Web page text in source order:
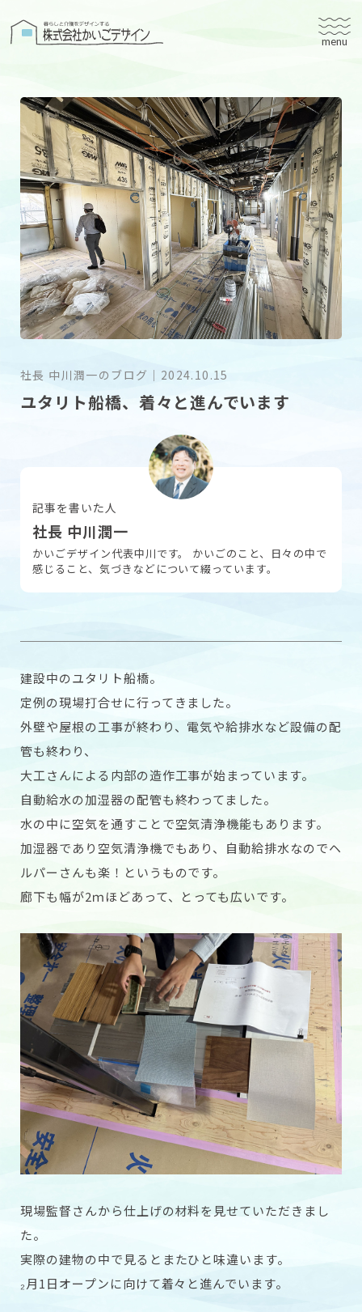
株式会社かいごデザイン
有料老人ホームユタリト
ユタリト船橋
ユタリト市川
デイサービスネスト実籾
建築設計
ブログ
会社案内
お問い合わせ
社長 中川潤一のブログ ｜ 2024.10.15
ユタリト船橋、着々と進んでいます
記事を書いた人
社長 中川潤一
かいごデザイン代表中川です。 かいごのこと、日々の中で
感じること、気づきなどについて綴っています。
建設中のユタリト船橋。
定例の現場打合せに行ってきました。
外壁や屋根の工事が終わり、電気や給排水など設備の配
管も終わり、
大工さんによる内部の造作工事が始まっています。
自動給水の加湿器の配管も終わってました。
水の中に空気を通すことで空気清浄機能もあります。
加湿器であり空気清浄機でもあり、自動給排水なのでヘ
ルパーさんも楽！というものです。
廊下も幅が2ｍほどあって、とっても広いです。
現場監督さんから仕上げの材料を見せていただきまし
た。
実際の建物の中で見るとまたひと味違います。
₂月1日オープンに向けて着々と進んでいます。